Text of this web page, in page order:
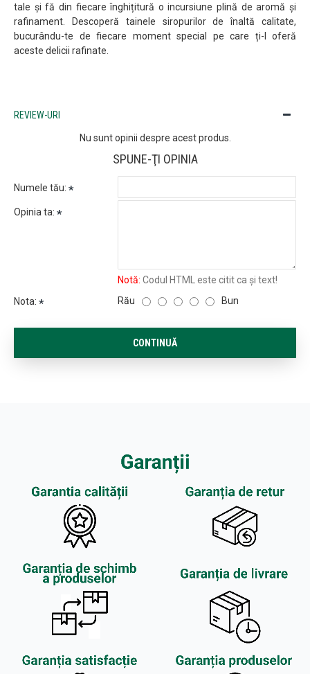
tale și fă din fiecare înghițitură o incursiune plină de aromă și
rafinament. Descoperă tainele siropurilor de înaltă calitate,
bucurându-te de fiecare moment special pe care ți-l oferă
aceste delicii rafinate.
REVIEW-URI
Nu sunt opinii despre acest produs.
SPUNE-ŢI OPINIA
Numele tău:
Opinia ta:
Notă: Codul HTML este citit ca şi text!
Nota:
Rău Bun
CONTINUĂ